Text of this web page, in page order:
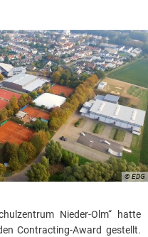
© EDG
Nieder-Olm“ hatte
Contracting-Award gestellt.